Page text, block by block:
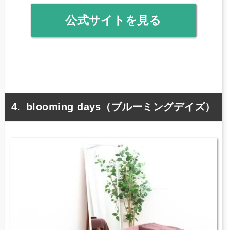
公式サイトを見る
blooming days（ブルーミングデイズ）